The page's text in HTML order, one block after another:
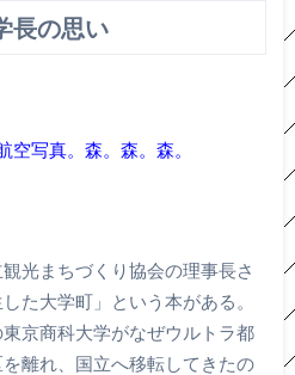
長の思い
空写真。森。森。森。
光まちづくり協会の理事長さ
た大学町」という本がある。
京商科大学がなぜウルトラ都
離れ、国立へ移転してきたの